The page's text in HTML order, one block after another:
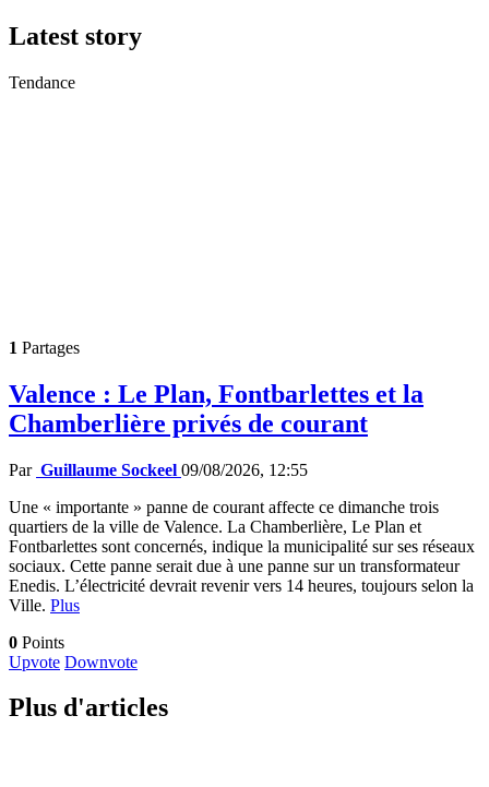
Latest story
Tendance
1 Partages
Valence : Le Plan, Fontbarlettes et la
Chamberlière privés de courant
Par Guillaume Sockeel 09/08/2026, 12:55
Une « importante » panne de courant affecte ce dimanche trois
quartiers de la ville de Valence. La Chamberlière, Le Plan et
Fontbarlettes sont concernés, indique la municipalité sur ses réseaux
sociaux. Cette panne serait due à une panne sur un transformateur
Enedis. L’électricité devrait revenir vers 14 heures, toujours selon la
Ville. Plus
0 Points
Upvote Downvote
Plus d'articles